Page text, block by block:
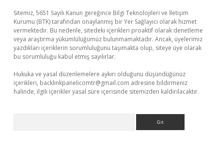
Sitemiz, 5651 Sayılı Kanun gereğince Bilgi Teknolojileri ve İletişim
Kurumu (BTK) tarafından onaylanmış bir Yer Sağlayıcı olarak hizmet
vermektedir. Bu nedenle, sitedeki içerikleri proaktif olarak denetleme
veya araştırma yükümlülüğümüz bulunmamaktadır. Ancak, üyelerimiz
yazdıkları içeriklerin sorumluluğunu taşımakta olup, siteye üye olarak
bu sorumluluğu kabul etmiş sayılırlar.
Hukuka ve yasal düzenlemelere aykırı olduğunu düşündüğünüz
içerikleri, backlinkpanelicomtr@gmail.com adresine bildirmeniz
halinde, ilgili içerikler yasal süre içerisinde sitemizden kaldırılacaktır.